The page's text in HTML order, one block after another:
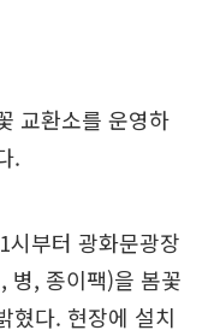
교환소를 운영하
.
부터 광화문광장
병, 종이팩)을 봄꽃
혔다. 현장에 설치